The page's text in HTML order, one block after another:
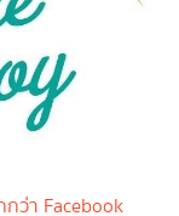
ว่า Facebook